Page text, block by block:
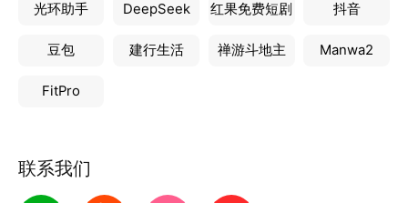
光环助手 DeepSeek 红果免费短剧 抖音
豆包 建行生活 禅游斗地主 Manwa2
FitPro
联系我们